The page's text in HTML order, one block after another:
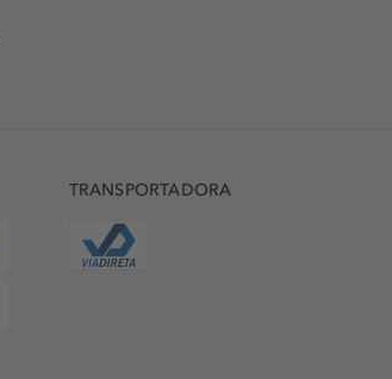
TRANSPORTADORA